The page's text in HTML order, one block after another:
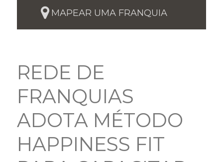
MAPEAR UMA FRANQUIA
REDE DE
FRANQUIAS
ADOTA MÉTODO
HAPPINESS FIT